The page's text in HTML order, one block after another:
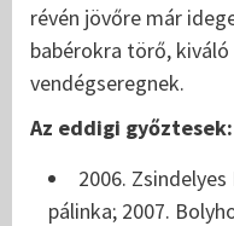
révén jövőre már
babérokra törő,
vendégseregnek.
Az eddigi győztesek:
2006.
pálinka; 2007.